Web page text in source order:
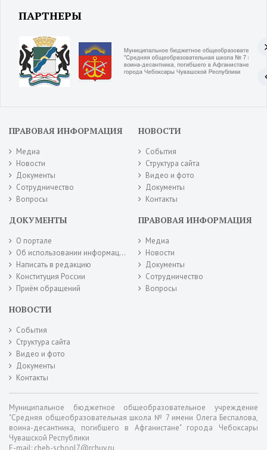
ПАРТНЕРЫ
ПРАВОВАЯ ИНФОРМАЦИЯ
Медиа
Новости
Документы
Сотрудничество
Вопросы
НОВОСТИ
События
Структура сайта
Видео и фото
Документы
Контакты
ДОКУМЕНТЫ
О портале
Об использовании информации сайта
Написать в редакцию
Конституция России
Приём обращений
ПРАВОВАЯ ИНФОРМАЦИЯ
Медиа
Новости
Документы
Сотрудничество
Вопросы
НОВОСТИ
События
Структура сайта
Видео и фото
Документы
Контакты
Муниципальное бюджетное общеобразовательное учреждение
"Средняя общеобразовательная школа № 7 имени Олега Беспалова,
воина-десантника, погибшего в Афганистане" города Чебоксары
Чувашской Республики
E-mail: cheb-school7@rchuv.ru